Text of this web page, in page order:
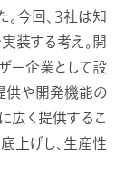
今回、3社は知
装する考え。開
ー企業として設
供や開発機能の
広く提供するこ
上げし、生産性